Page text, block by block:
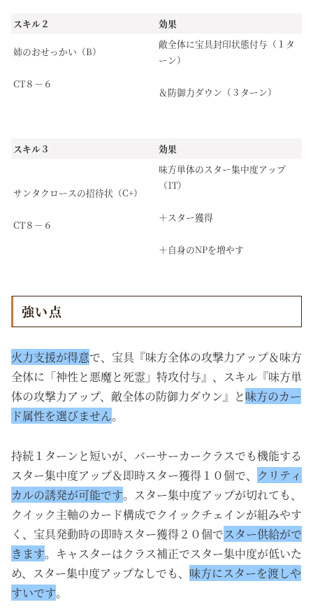
スキル２ 効果
姉のおせっかい（B）
CT８－６
敵全体に宝具封印状態付与（１タ
ーン）
＆防御力ダウン（３ターン）
スキル３ 効果
サンタクロースの招待状（C+）
CT８－６
味方単体のスター集中度アップ
（1T）
＋スター獲得
＋自身のNPを増やす
強い点
火力支援が得意で、宝具『味方全体の攻撃力アップ＆味方
全体に「神性と悪魔と死霊」特攻付与』、スキル『味方単
体の攻撃力アップ、敵全体の防御力ダウン』と味方のカー
ド属性を選びません。
持続１ターンと短いが、バーサーカークラスでも機能する
スター集中度アップ＆即時スター獲得１０個で、 クリティ
カルの誘発が可能です。スター集中度アップが切れても、
クイック主軸のカード構成でクイックチェインが組みやす
く、宝具発動時の即時スター獲得２０個でスター供給がで
きます。キャスターはクラス補正でスター集中度が低いた
め、スター集中度アップなしでも、 味方にスターを渡しや
すいです。